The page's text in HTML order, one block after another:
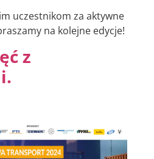
uczestnikom za aktywne
na kolejne edycje!
z